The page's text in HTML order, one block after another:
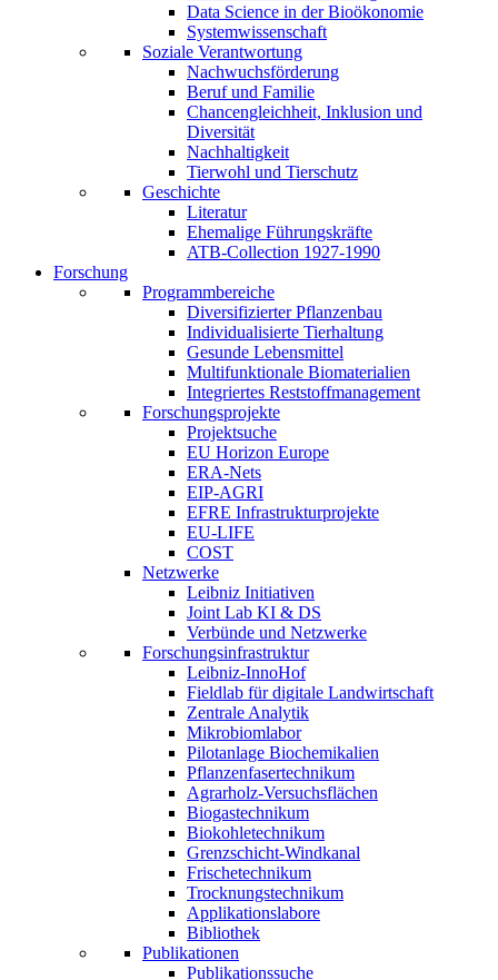
Data Science in der Bioökonomie
Systemwissenschaft
Soziale Verantwortung
Nachwuchsförderung
Beruf und Familie
Chancengleichheit, Inklusion und
Diversität
Nachhaltigkeit
Tierwohl und Tierschutz
Geschichte
Literatur
Ehemalige Führungskräfte
ATB-Collection 1927-1990
Forschung
Programmbereiche
Diversifizierter Pflanzenbau
Individualisierte Tierhaltung
Gesunde Lebensmittel
Multifunktionale Biomaterialien
Integriertes Reststoffmanagement
Forschungsprojekte
Projektsuche
EU Horizon Europe
ERA-Nets
EIP-AGRI
EFRE Infrastrukturprojekte
EU-LIFE
COST
Netzwerke
Leibniz Initiativen
Joint Lab KI & DS
Verbünde und Netzwerke
Forschungsinfrastruktur
Leibniz-InnoHof
Fieldlab für digitale Landwirtschaft
Zentrale Analytik
Mikrobiomlabor
Pilotanlage Biochemikalien
Pflanzenfasertechnikum
Agrarholz-Versuchsflächen
Biogastechnikum
Biokohletechnikum
Grenzschicht-Windkanal
Frischetechnikum
Trocknungstechnikum
Applikationslabore
Bibliothek
Publikationen
Publikationssuche